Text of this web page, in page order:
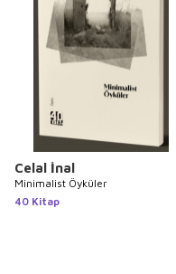
Celal İnal
Minimalist Öyküler
40 Kitap